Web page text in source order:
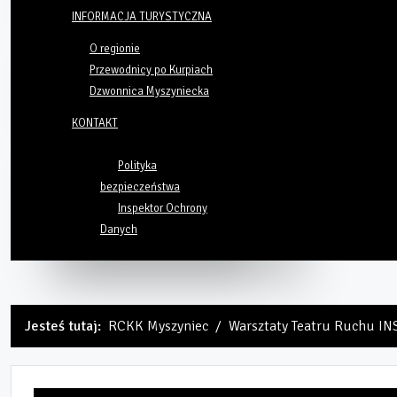
INFORMACJA TURYSTYCZNA
O regionie
Przewodnicy po Kurpiach
Dzwonnica Myszyniecka
KONTAKT
Polityka
bezpieczeństwa
Inspektor Ochrony
Danych
Jesteś tutaj: RCKK Myszyniec Warsztaty Teatru Ruchu